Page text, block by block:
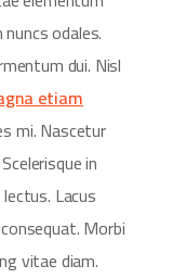
odales.
dui. Nisl
etiam
mi. Nascetur
in
Lacus
Morbi
vitae diam.